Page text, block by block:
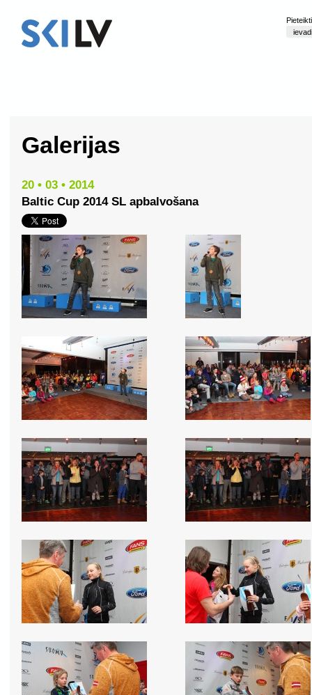
Galerijas
20 • 03 • 2014
Baltic Cup 2014 SL apbalvošana